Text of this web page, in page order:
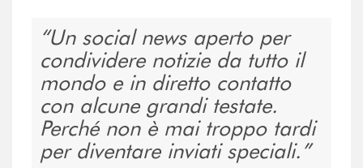
Un social news aperto per
condividere notizie da tutto il
mondo e in diretto contatto
con alcune grandi testate.
Perché non è mai troppo tardi
per diventare inviati speciali.